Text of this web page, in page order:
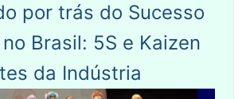
por trás do Sucesso
Brasil: 5S e Kaizen
da Indústria